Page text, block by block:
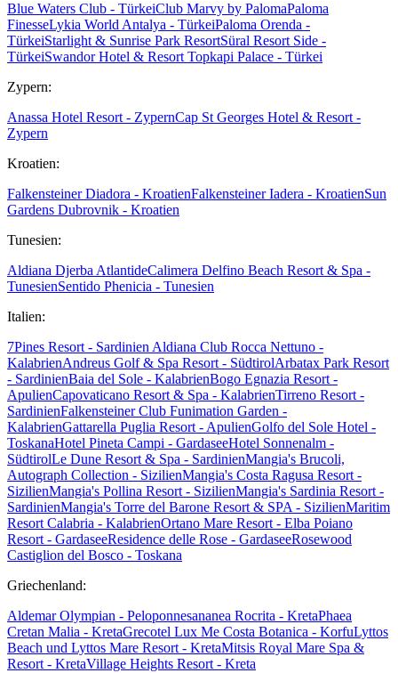
Blue Waters Club - TürkeiClub Marvy by PalomaPaloma
FinesseLykia World Antalya - TürkeiPaloma Orenda -
TürkeiStarlight & Sunrise Park ResortSüral Resort Side -
TürkeiSwandor Hotel & Resort Topkapi Palace - Türkei
Zypern:
Anassa Hotel Resort - ZypernCap St Georges Hotel & Resort -
Zypern
Kroatien:
Falkensteiner Diadora - KroatienFalkensteiner Iadera - KroatienSun
Gardens Dubrovnik - Kroatien
Tunesien:
Aldiana Djerba AtlantideCalimera Delfino Beach Resort & Spa -
TunesienSentido Phenicia - Tunesien
Italien:
7Pines Resort - Sardinien Aldiana Club Rocca Nettuno -
KalabrienAndreus Golf & Spa Resort - SüdtirolArbatax Park Resort
- SardinienBaia del Sole - KalabrienBogo Egnazia Resort -
ApulienCapovaticano Resort & Spa - KalabrienTirreno Resort -
SardinienFalkensteiner Club Funimation Garden -
KalabrienGattarella Puglia Resort - ApulienGolfo del Sole Hotel -
ToskanaHotel Pineta Campi - GardaseeHotel Sonnenalm -
SüdtirolLe Dune Resort & Spa - SardinienMangia's Brucoli,
Autograph Collection - SizilienMangia's Costa Ragusa Resort -
SizilienMangia's Pollina Resort - SizilienMangia's Sardinia Resort -
SardinienMangia's Torre del Barone Resort & SPA - SizilienMaritim
Resort Calabria - KalabrienOrtano Mare Resort - Elba Poiano
Resort - GardaseeResidence delle Rose - GardaseeRosewood
Castiglion del Bosco - Toskana
Griechenland:
Aldemar Olympian - Peloponnesananea Rocrita - KretaPhaea
Cretan Malia - KretaGrecotel Lux Me Costa Botanica - KorfuLyttos
Beach und Lyttos Mare Resort - KretaMitsis Royal Mare Spa &
Resort - KretaVillage Heights Resort - Kreta